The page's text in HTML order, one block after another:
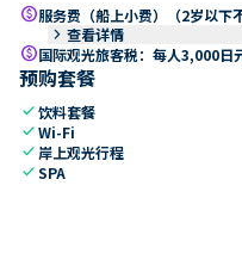
paid服务费（船上小费）（2岁以下
keyboard_arrow_right 查看详情
paid国际观光旅客税：每人3,000
预购套餐
check饮料套餐
checkWi-Fi
check 岸上观光行程
checkSPA